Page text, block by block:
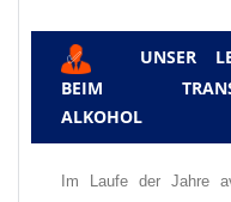
✅
UNSER
BEIM
ALKOHOL
Im Laufe der Jahre